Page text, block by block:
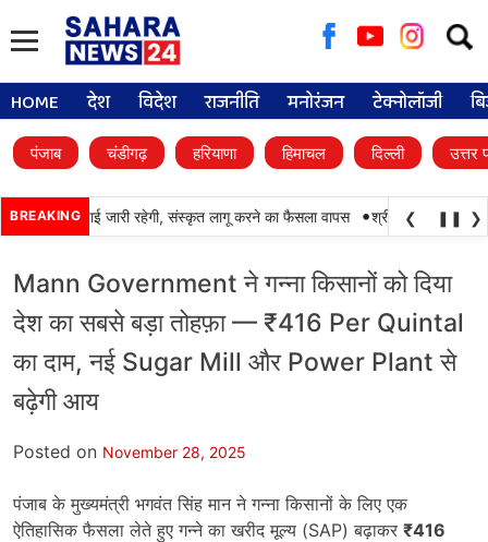
for:
HOME देश विदेश राजनीति मनोरंजन टेक्नोलॉजी
पंजाब चंडीगढ़ हरियाणा हिमाचल दिल्ली उत्तर
BREAKINGकी पढ़ाई जारी रहेगी, संस्कृत लागू करने का फैसला वापस • श्री गुरु हरिकृष्ण
❮ ❚❚ ❯
Mann Government ने गन्ना किसानों को दिया
देश का सबसे बड़ा तोहफ़ा — ₹416 Per Quintal
का दाम, नई Sugar Mill और Power Plant से
बढ़ेगी आय
Posted on November 28, 2025
पंजाब के मुख्यमंत्री भगवंत सिंह मान ने गन्ना किसानों के लिए एक
ऐतिहासिक फैसला लेते हुए गन्ने का खरीद मूल्य (SAP) बढ़ाकर ₹416